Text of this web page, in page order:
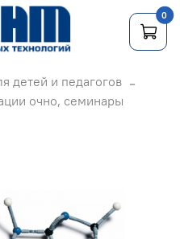
детей и педагогов
очно, семинары
0